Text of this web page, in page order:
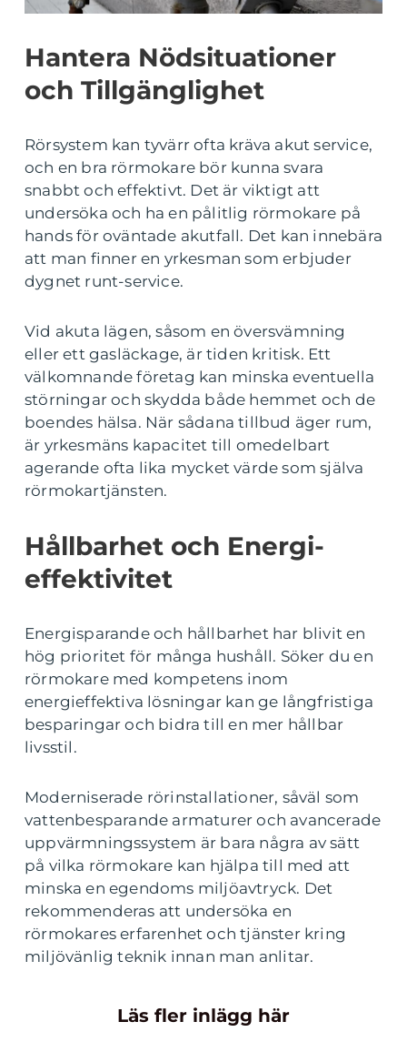
Hantera Nödsituationer
och Tillgänglighet
Rörsystem kan tyvärr ofta kräva akut service,
och en bra rörmokare bör kunna svara
snabbt och effektivt. Det är viktigt att
undersöka och ha en pålitlig rörmokare på
hands för oväntade akutfall. Det kan innebära
att man finner en yrkesman som erbjuder
dygnet runt-service.
Vid akuta lägen, såsom en översvämning
eller ett gasläckage, är tiden kritisk. Ett
välkomnande företag kan minska eventuella
störningar och skydda både hemmet och de
boendes hälsa. När sådana tillbud äger rum,
är yrkesmäns kapacitet till omedelbart
agerande ofta lika mycket värde som själva
rörmokartjänsten.
Hållbarhet och Energi-
effektivitet
Energisparande och hållbarhet har blivit en
hög prioritet för många hushåll. Söker du en
rörmokare med kompetens inom
energieffektiva lösningar kan ge långfristiga
besparingar och bidra till en mer hållbar
livsstil.
Moderniserade rörinstallationer, såväl som
vattenbesparande armaturer och avancerade
uppvärmningssystem är bara några av sätt
på vilka rörmokare kan hjälpa till med att
minska en egendoms miljöavtryck. Det
rekommenderas att undersöka en
rörmokares erfarenhet och tjänster kring
miljövänlig teknik innan man anlitar.
Läs fler inlägg här